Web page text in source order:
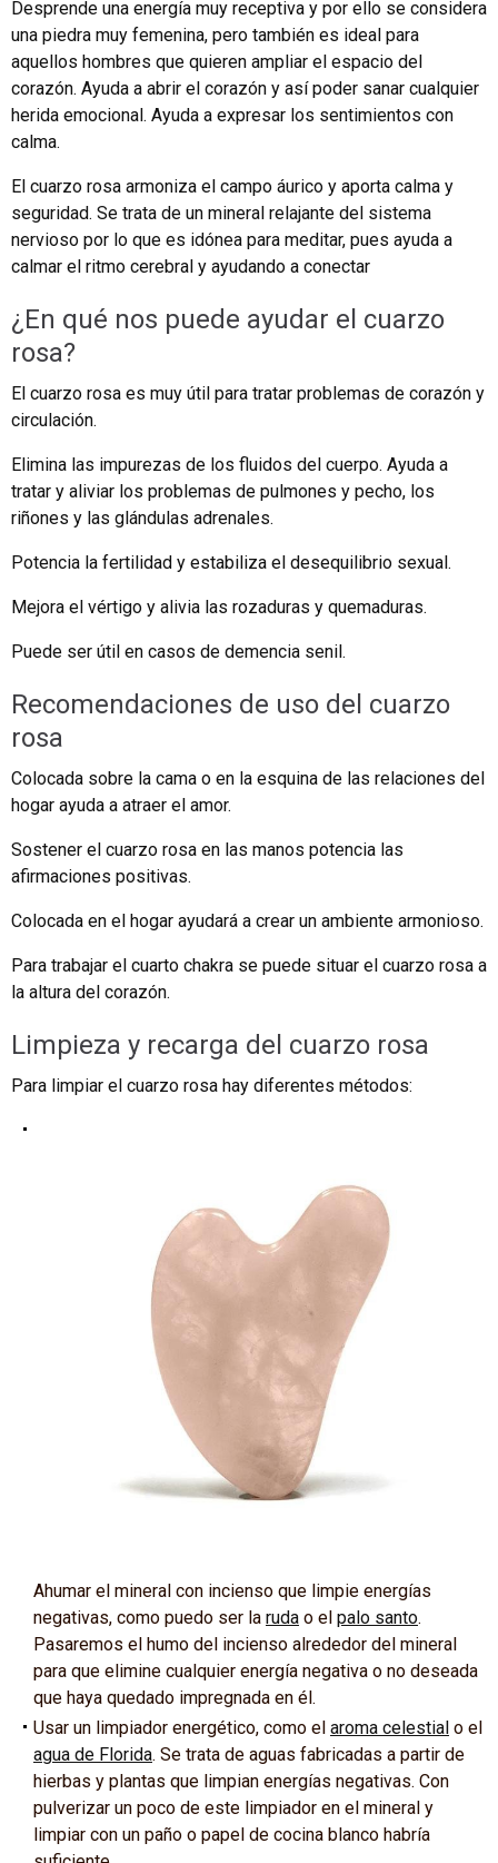
Desprende una energía muy receptiva y por ello se considera
una piedra muy femenina, pero también es ideal para
aquellos hombres que quieren ampliar el espacio del
corazón. Ayuda a abrir el corazón y así poder sanar cualquier
herida emocional. Ayuda a expresar los sentimientos con
calma.
El cuarzo rosa armoniza el campo áurico y aporta calma y
seguridad. Se trata de un mineral relajante del sistema
nervioso por lo que es idónea para meditar, pues ayuda a
calmar el ritmo cerebral y ayudando a conectar
¿En qué nos puede ayudar el cuarzo
rosa?
El cuarzo rosa es muy útil para tratar problemas de corazón y
circulación.
Elimina las impurezas de los fluidos del cuerpo. Ayuda a
tratar y aliviar los problemas de pulmones y pecho, los
riñones y las glándulas adrenales.
Potencia la fertilidad y estabiliza el desequilibrio sexual.
Mejora el vértigo y alivia las rozaduras y quemaduras.
Puede ser útil en casos de demencia senil.
Recomendaciones de uso del cuarzo
rosa
Colocada sobre la cama o en la esquina de las relaciones del
hogar ayuda a atraer el amor.
Sostener el cuarzo rosa en las manos potencia las
afirmaciones positivas.
Colocada en el hogar ayudará a crear un ambiente armonioso.
Para trabajar el cuarto chakra se puede situar el cuarzo rosa a
la altura del corazón.
Limpieza y recarga del cuarzo rosa
Para limpiar el cuarzo rosa hay diferentes métodos:
Ahumar el mineral con incienso que limpie energías
negativas, como puedo ser la ruda o el palo santo.
Pasaremos el humo del incienso alrededor del mineral
para que elimine cualquier energía negativa o no deseada
que haya quedado impregnada en él.
Usar un limpiador energético, como el aroma celestial o el
agua de Florida. Se trata de aguas fabricadas a partir de
hierbas y plantas que limpian energías negativas. Con
pulverizar un poco de este limpiador en el mineral y
limpiar con un paño o papel de cocina blanco habría